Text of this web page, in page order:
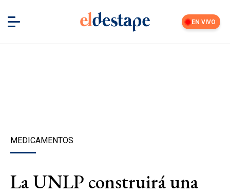
EN VIVO
MEDICAMENTOS
La UNLP construirá una